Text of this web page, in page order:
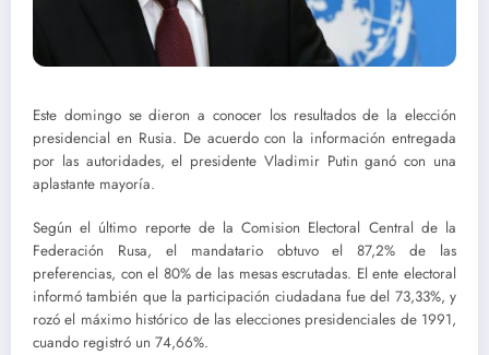
Este domingo se dieron a conocer los resultados de la elección
presidencial en Rusia. De acuerdo con la información entregada
por las autoridades, el presidente Vladimir Putin ganó con una
aplastante mayoría.
Según el último reporte de la Comision Electoral Central de la
Federación Rusa, el mandatario obtuvo el 87,2% de las
preferencias, con el 80% de las mesas escrutadas. El ente electoral
informó también que la participación ciudadana fue del 73,33%, y
rozó el máximo histórico de las elecciones presidenciales de 1991,
cuando registró un 74,66%.